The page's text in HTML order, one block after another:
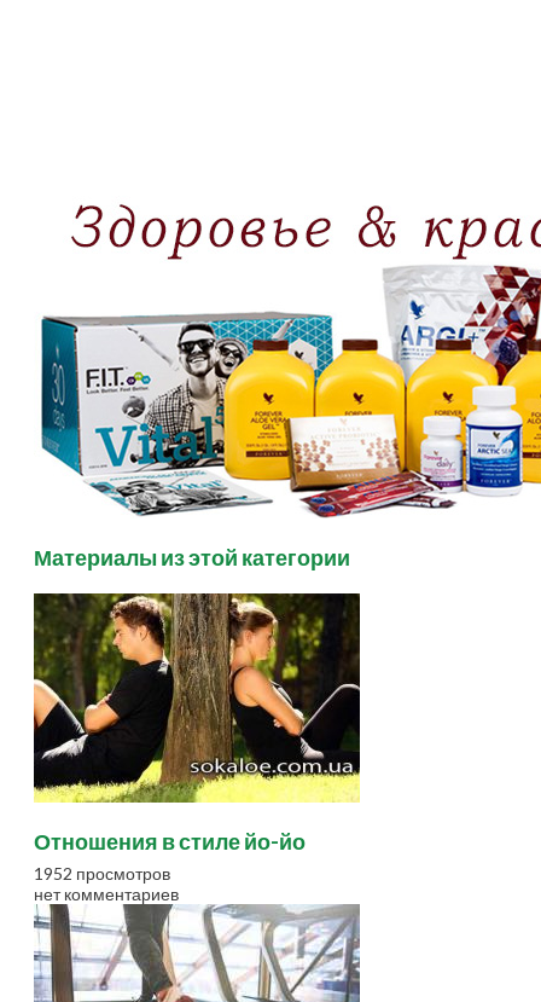
Материалы из этой категории
Отношения в стиле йо-йо
1952 просмотров
нет комментариев